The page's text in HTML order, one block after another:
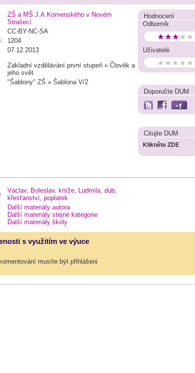
ZŠ a MŠ J.A.Komenského v Novém
Strašecí
CC-BY-NC-SA
1204
07.12.2013
Základní vzdělávání první stupeň » Člověk a
jeho svět
"Šablony" ZŠ » Šablona V/2
Hodnocení
Odborník
Uživatelé
Doporučte DUM
Citujte DUM
Klikněte ZDE
Václav, Boleslav, kníže Ludmila dub
křesťanství poplatek
Další materiály autora
Další materiály stejné kategorie
Další materiály školy
s využitím ve výuce
musíte být přihlášeni